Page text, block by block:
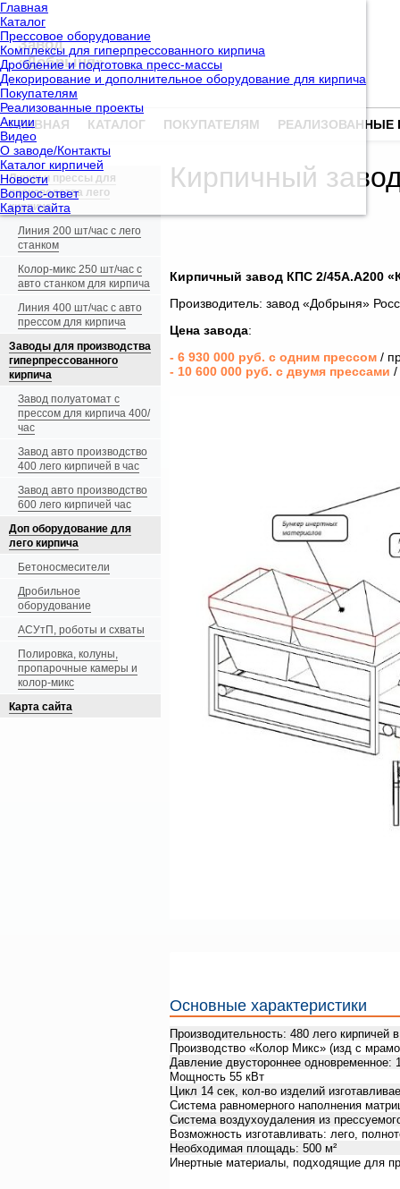
Главная
Каталог
Прессовое оборудование
Комплексы для гиперпрессованного кирпича
Дробление и подготовка пресс-массы
Декорирование и дополнительное оборудование для кирпича
Покупателям
Реализованные проекты
Акции
Видео
О заводе/Контакты
Каталог кирпичей
Новости
Вопрос-ответ
Карта сайта
Завод
«Добрыня»
ГЛАВНАЯ КАТАЛОГ ПОКУПАТЕЛЯМ РЕАЛИЗОВАННЫЕ
Линии и прессы для
производства лего
кирпича
Линия 200 шт/час с лего
станком
Колор-микс 250 шт/час с
авто станком для кирпича
Линия 400 шт/час с авто
прессом для кирпича
Заводы для производства
гиперпрессованного
кирпича
Завод полуатомат с
прессом для кирпича 400/
час
Завод авто производство
400 лего кирпичей в час
Завод авто производство
600 лего кирпичей час
Доп оборудование для
лего кирпича
Бетоносмесители
Дробильное
оборудование
АСУтП, роботы и схваты
Полировка, колуны,
пропарочные камеры и
колор-микс
Карта сайта
Кирпичный
Кирпичный завод КПС 2/45А.А200
Производитель: завод «Добрыня»
Цена завода:
- 6 930 000 руб. с одним прессом /
- 10 600 000 руб. с двумя прессами /
Основные характеристики
Производительность: 480 лего кирпичей
Производство «Колор Микс» (изд с
Давление двустороннее одновременное:
Мощность 55 кВт
Цикл 14 сек, кол-во изделий
Система равномерного наполнения
Система воздухоудаления из
Возможность изготавливать: лего,
Необходимая площадь: 500 м²
Инертные материалы, подходящие для